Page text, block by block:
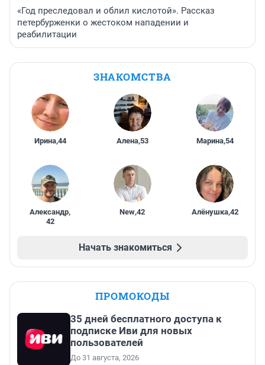
«Год преследовал и облил кислотой». Рассказ
петербурженки о жестоком нападении и
реабилитации
ЗНАКОМСТВА
Ирина,44 Алена,53 Марина,54
Александр,
42
New,42 Алёнушка,42
Начать знакомиться
ПРОМОКОДЫ
35 дней бесплатного доступа к
подписке Иви для новых
пользователей
До 31 августа, 2026